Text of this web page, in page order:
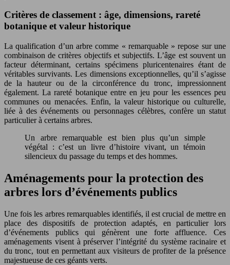
Critères de classement : âge, dimensions, rareté
botanique et valeur historique
La qualification d’un arbre comme « remarquable » repose sur une
combinaison de critères objectifs et subjectifs. L’âge est souvent un
facteur déterminant, certains spécimens pluricentenaires étant de
véritables survivants. Les dimensions exceptionnelles, qu’il s’agisse
de la hauteur ou de la circonférence du tronc, impressionnent
également. La rareté botanique entre en jeu pour les essences peu
communes ou menacées. Enfin, la valeur historique ou culturelle,
liée à des événements ou personnages célèbres, confère un statut
particulier à certains arbres.
Un arbre remarquable est bien plus qu’un simple
végétal : c’est un livre d’histoire vivant, un témoin
silencieux du passage du temps et des hommes.
Aménagements pour la protection des
arbres lors d’événements publics
Une fois les arbres remarquables identifiés, il est crucial de mettre en
place des dispositifs de protection adaptés, en particulier lors
d’événements publics qui génèrent une forte affluence. Ces
aménagements visent à préserver l’intégrité du système racinaire et
du tronc, tout en permettant aux visiteurs de profiter de la présence
majestueuse de ces géants verts.